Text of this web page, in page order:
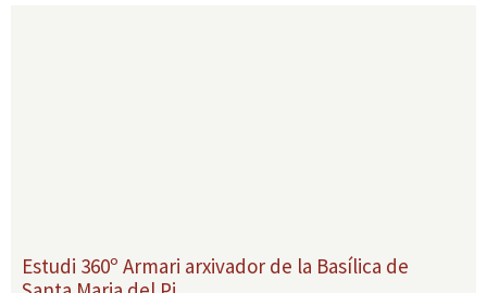
Estudi 360º Armari arxivador de la Basílica de